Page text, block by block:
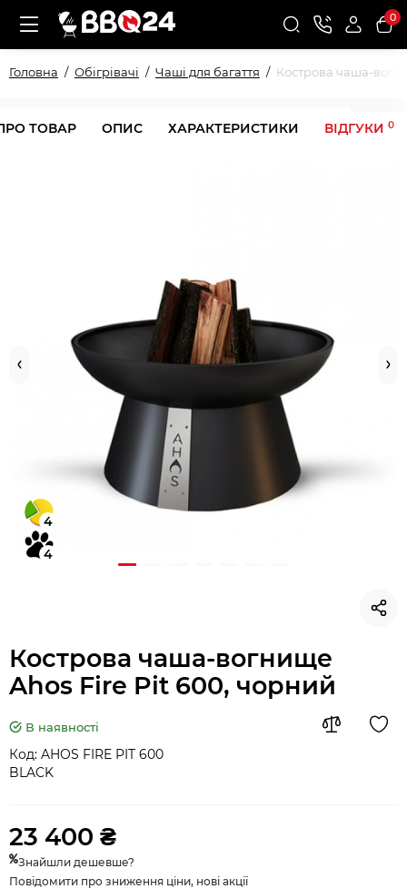
0
Головна Обігрівачі Чаші для багаття Кострова чаша-
ТОВАР ОПИС ХАРАКТЕРИСТИКИ ВІДГУКИ 0
4
4
Кострова чаша-вогнище
Ahos Fire Pit 600, чорний
В наявності
Код: AHOS FIRE PIT 600
BLACK
23 400 ₴
Знайшли дешевше?
Повідомити про зниження ціни, нові акції